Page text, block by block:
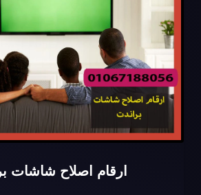
ارقام اصلاح شاشات